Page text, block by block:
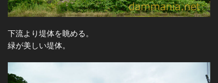
下流より堤体を眺める。
緑が美しい堤体。